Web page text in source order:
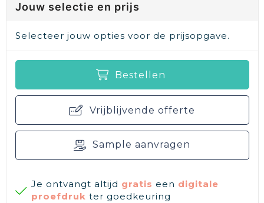
Jouw selectie en prijs
Selecteer jouw opties voor de prijsopgave.
Bestellen
Vrijblijvende offerte
Sample aanvragen
Je ontvangt altijd gratis een digitale
proefdruk ter goedkeuring